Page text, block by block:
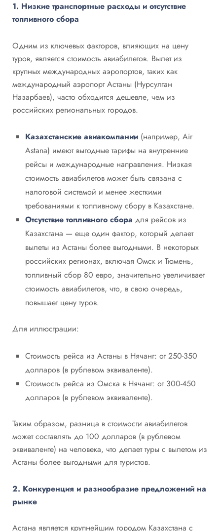
1. Низкие транспортные расходы и отсутствие
топливного сбора
Одним из ключевых факторов, влияющих на цену
туров, является стоимость авиабилетов. Вылет из
крупных международных аэропортов, таких как
международный аэропорт Астаны (Нурсултан
Назарбаев), часто обходится дешевле, чем из
российских региональных городов.
Казахстанские авиакомпании (например, Air
Astana) имеют выгодные тарифы на внутренние
рейсы и международные направления. Низкая
стоимость авиабилетов может быть связана с
налоговой системой и менее жесткими
требованиями к топливному сбору в Казахстане.
Отсутствие топливного сбора для рейсов из
Казахстана — еще один фактор, который делает
вылеты из Астаны более выгодными. В некоторых
российских регионах, включая Омск и Тюмень,
топливный сбор 80 евро, значительно увеличивает
стоимость авиабилетов, что, в свою очередь,
повышает цену туров.
Для иллюстрации:
Стоимость рейса из Астаны в Нячанг: от 250-350
долларов (в рублевом эквиваленте).
Стоимость рейса из Омска в Нячанг: от 300-450
долларов (в рублевом эквиваленте).
Таким образом, разница в стоимости авиабилетов
может составлять до 100 долларов (в рублевом
эквиваленте) на человека, что делает туры с вылетом из
Астаны более выгодными для туристов.
2. Конкуренция и разнообразие предложений на
рынке
Астана является крупнейшим городом Казахстана с